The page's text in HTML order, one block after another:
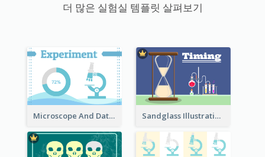
더 많은 실험실 템플릿 살펴보기
Microscope And Data Clipart Sandglass Illustration